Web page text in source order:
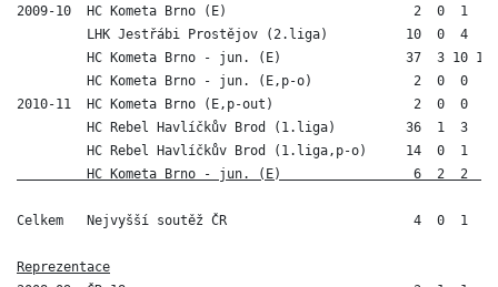
2009-10  HC Kometa Brno (E)                        2  0  1  1
LHK Jestřábi Prostějov (2.liga)          10
HC Kometa Brno - jun. (E)                37  3 10 13
HC Kometa Brno - jun. (E,p-o)             2  0  0  0
2010-11  HC Kometa Brno (E,p-out)                  2  0  0
HC Rebel Havlíčkův Brod (1.liga)         36  1  3  4
HC Rebel Havlíčkův Brod (1.liga,p-o)     14  0  1  1
HC Kometa Brno - jun. (E)                 6  2  2  4
Celkem   Nejvyšší soutěž ČR                        4  0  1  1
Reprezentace